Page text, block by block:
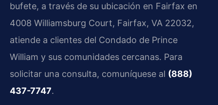
bufete, a través de su ubicación en Fairfax en
4008 Williamsburg Court, Fairfax, VA 22032,
atiende a clientes del Condado de Prince
William y sus comunidades cercanas. Para
solicitar una consulta, comuníquese al (888)
437-7747.